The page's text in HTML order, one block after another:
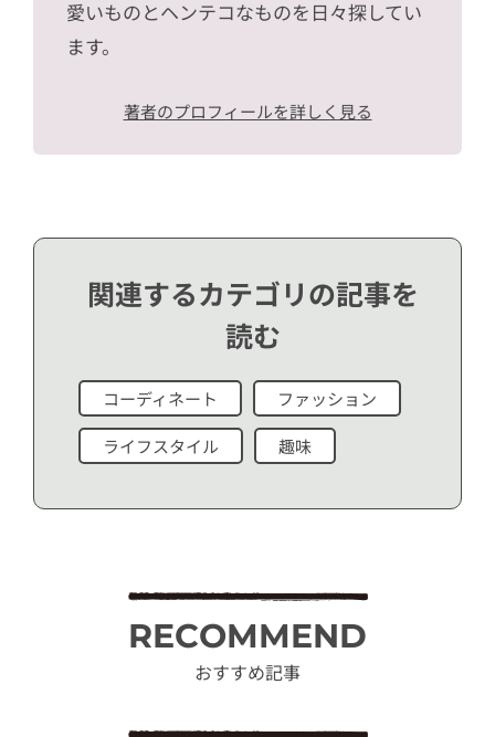
愛いものとヘンテコなものを日々探してい
ます。
著者のプロフィールを詳しく見る
関連するカテゴリの記事を
読む
コーディネート ファッション
ライフスタイル 趣味
RECOMMEND
おすすめ記事